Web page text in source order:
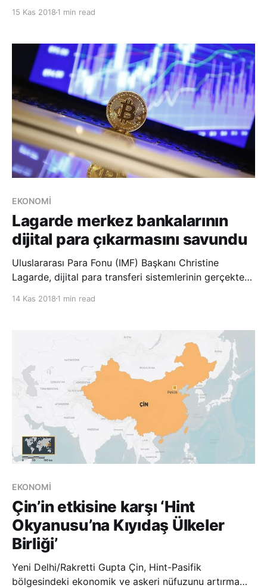
istatistiklerini açıkladı. Bu
15 Kas 2018 1 min read
EKONOMİ
Lagarde merkez bankalarının
dijital para çıkarmasını savundu
Uluslararası Para Fonu (IMF) Başkanı Christine
Lagarde, dijital para transferi sistemlerinin gerçekten
dijital para birimi çıkarmayı düşünmesi gerektiğini
düzenlenen Güneydoğu Asya Ül
14 Kas 2018 1 min read
EKONOMİ
Çin’in etkisine karşı ‘Hint
Okyanusu’na Kıyıdaş Ülkeler
Birliği’
Yeni Delhi/Rakretti Gupta Çin, Hint-Pasifik
bölgesindeki ekonomik ve askeri nüfuzunu artırma